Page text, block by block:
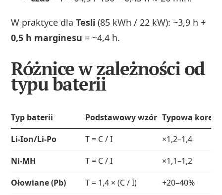
W praktyce dlaTesli (85 kWh / 22 kW): ~3,9 h +
0,5 h marginesu = ~4,4 h.
Różnice w zależności od
typu baterii
Typ baterii Podstawowy wzór Typowa
Li‑Ion/Li‑Po
T = C / I
×1,2–1,4
Ni‑MH
T = C / I
×1,1–1,2
Ołowiane (Pb)
T = 1,4 × (C / I)
+20–40%